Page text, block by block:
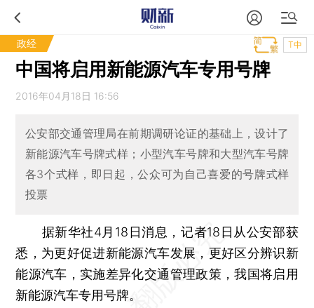
政经 T中
中国将启用新能源汽车专用号牌
2016年04月18日 16:56
公安部交通管理局在前期调研论证的基础上，设计了
新能源汽车号牌式样；小型汽车号牌和大型汽车号牌
各3个式样，即日起，公众可为自己喜爱的号牌式样
投票
据新华社4月18日消息，记者18日从公安部获
悉，为更好促进新能源汽车发展，更好区分辨识新
能源汽车，实施差异化交通管理政策，我国将启用
新能源汽车专用号牌。